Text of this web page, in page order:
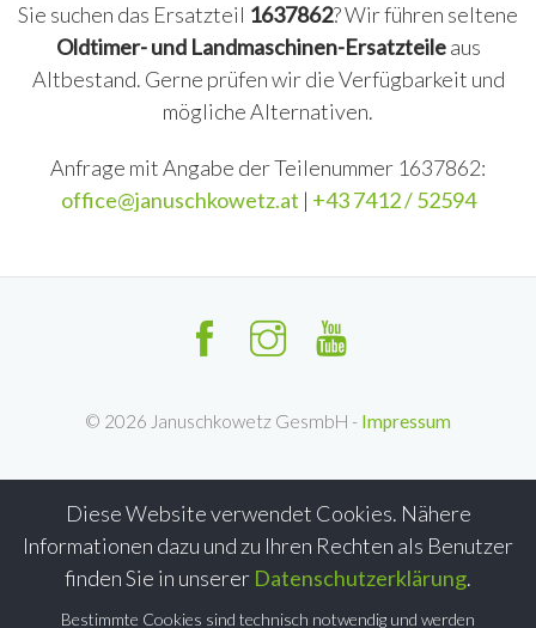
Diese Website verwendet Cookies. Nähere
Informationen dazu und zu Ihren Rechten als Benutzer
finden Sie in unserer Datenschutzerklärung.
Bestimmte Cookies sind technisch notwendig und werden
Sie suchen das Ersatzteil 1637862? Wir führen seltene
Oldtimer- und Landmaschinen-Ersatzteileaus
Altbestand. Gerne prüfen wir die Verfügbarkeit und
mögliche Alternativen.
Anfrage mit Angabe der Teilenummer 1637862:
office@januschkowetz.at | +43 7412 / 52594
© 2026 Januschkowetz GesmbH - Impressum